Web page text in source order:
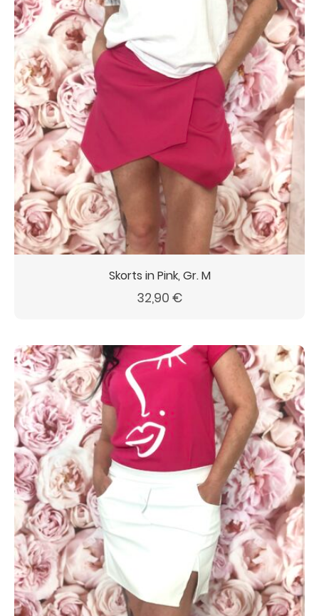
Skorts in Pink, Gr. M
32,90 €